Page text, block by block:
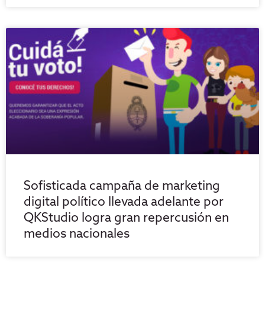
Sofisticada campaña de marketing
digital político llevada adelante por
QKStudio logra gran repercusión en
medios nacionales